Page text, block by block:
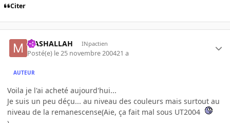
Citer
MASHALLAH INpactien
Posté(e) le 25 novembre 200421 a
AUTEUR
Voila je l'ai acheté aujourd'hui...
Je suis un peu déçu... au niveau des couleurs mais surtout au
niveau de la remanescense(Aie, ça fait mal sous UT2004